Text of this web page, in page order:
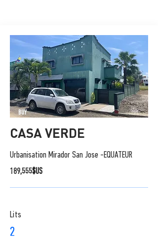
BUY
CASA VERDE
Urbanisation Mirador San Jose -EQUATEUR
189,555$US
Lits
2